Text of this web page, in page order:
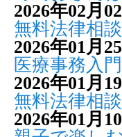
2026年02月
無料法律相談
2026年01月
医療事務入
2026年01月
無料法律相談
2026年01月